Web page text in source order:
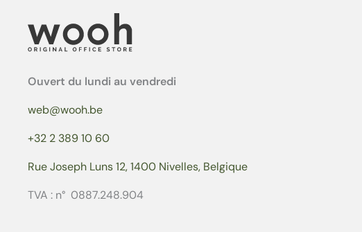
Ouvert du lundi au vendredi
web@wooh.be
+32 2 389 10 60
Rue Joseph Luns 12, 1400 Nivelles, Belgique
TVA : n° 0887.248.904